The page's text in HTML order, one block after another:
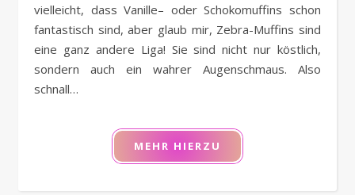
vielleicht, dass Vanille– oder Schokomuffins schon
fantastisch sind, aber glaub mir, Zebra-Muffins sind
eine ganz andere Liga! Sie sind nicht nur köstlich,
sondern auch ein wahrer Augenschmaus. Also
schnall…
MEHR HIERZU